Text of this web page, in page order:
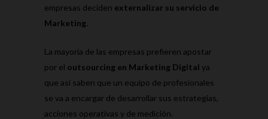
empresas deciden externalizar su servicio de
Marketing.
La mayoría de las empresas prefieren apostar
por el outsourcing en Marketing Digital ya
que así saben que un equipo de profesionales
se va a encargar de desarrollar sus estrategias,
acciones operativas y de medición.